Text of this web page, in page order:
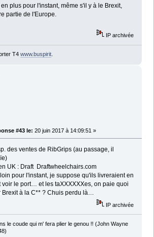
plus pour l'instant, même s'il y à le Brexit,
partie de l'Europe.
IP archivée
T4 www.buspirit.
#43 le: 20 juin 2017 à 14:09:51 »
des ventes de RibGrips (au passage, il
UK : Draft Draftwheelchairs.com
pour l'instant, je suppose qu'ils livreraient en
voir le port… et les taXXXXXXes, on paie quoi
à la C** ? Chuis perdu là…
IP archivée
le coude qui m' fera plier le genou !! (John Wayne